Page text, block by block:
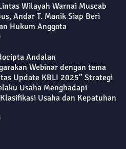
Wilayah Warnai Muscab
Andar T. Manik Siap Beri
Hukum Anggota
Andalan
Webinar dengan tema
Update KBLI 2025” Strategi
Usaha Menghadapi
Usaha dan Kepatuhan